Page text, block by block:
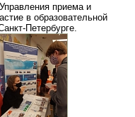
приема и
в образовательной
Петербурге.